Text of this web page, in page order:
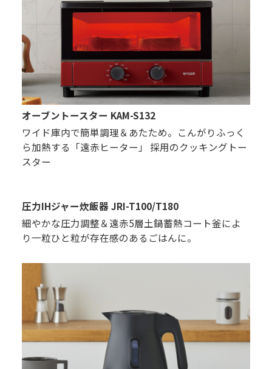
オーブントースター KAM-S132
ワイド庫内で簡単調理＆あたため。こんがりふっく
ら加熱する「遠赤ヒーター」 採用のクッキングトー
スター
圧力IHジャー炊飯器 JRI-T100/T180
細やかな圧力調整＆遠赤5層土鍋蓄熱コート釜によ
り一粒ひと粒が存在感のあるごはんに。